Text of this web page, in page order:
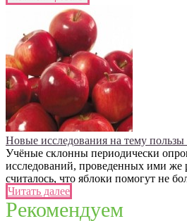
Новые исследования на тему пользы
Учёные склонны периодически
исследований, проведенных ими же
считалось, что яблоки помогут не
Читать далее
Рекомендуем